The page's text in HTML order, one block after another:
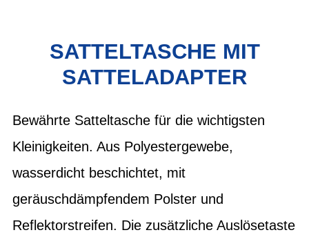
SATTELTASCHE MIT
SATTELADAPTER
Bewährte Satteltasche für die wichtigsten
Kleinigkeiten. Aus Polyestergewebe,
wasserdicht beschichtet, mit
geräuschdämpfendem Polster und
Reflektorstreifen. Die zusätzliche Auslösetaste